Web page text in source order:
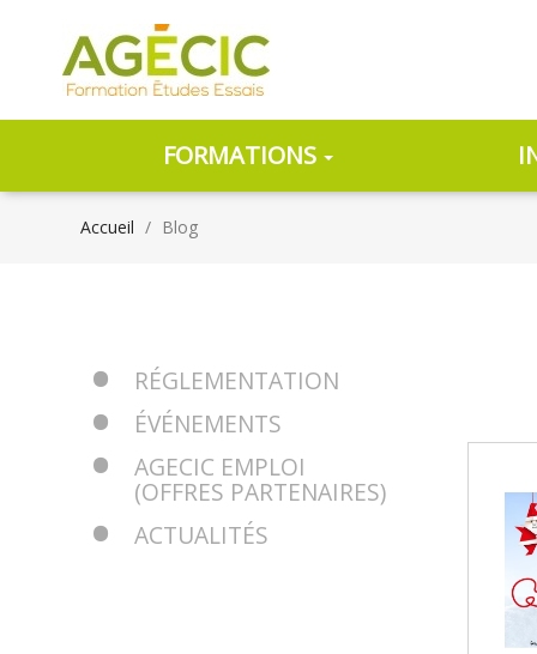
FORMATIONS
Accueil Blog
RÉGLEMENTATION
ÉVÉNEMENTS
AGECIC EMPLOI
(OFFRES PARTENAIRES)
ACTUALITÉS